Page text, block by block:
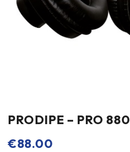
PRODIPE – PRO 880
€88.00